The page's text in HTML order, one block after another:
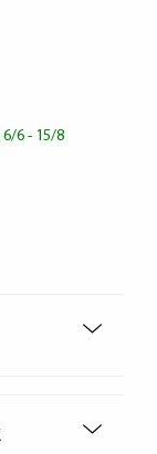
i
få nya
6 - 15/8